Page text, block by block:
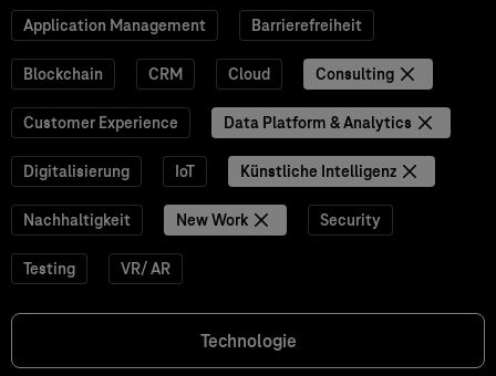
Application Management Barrierefreiheit
Blockchain CRM Cloud Consulting
Customer Experience Data Platform & Analytics
Digitalisierung IoT Künstliche Intelligenz
Nachhaltigkeit New Work Security
Testing VR/ AR
Technologie